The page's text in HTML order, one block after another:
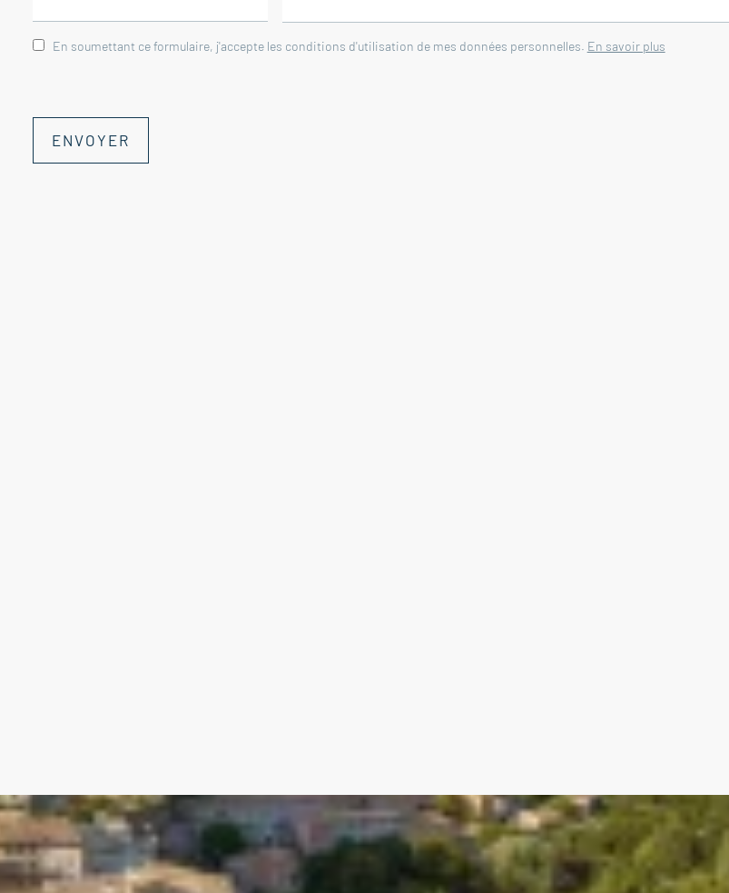
--Etage--
Mezzanine / Chambre accès terrasse 10 m²
--Garage : 30 m²
En soumettant ce formulaire, j'accepte les conditions d'utilisation de mes données personnelles. En savoir plus
ENVOYER